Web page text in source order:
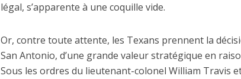
légal, s’apparente à une coquille vide.
Or, contre toute attente, les Texans prennent la
San Antonio, d’une grande valeur stratégique en
Sous les ordres du lieutenant-colonel William Travis